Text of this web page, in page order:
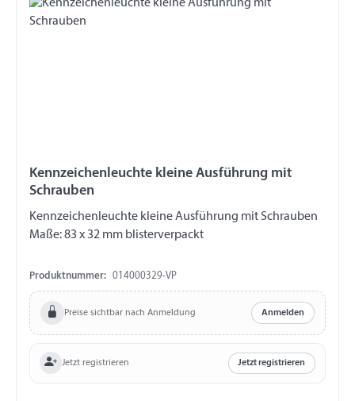
Kennzeichenleuchte kleine Ausführung mit
Schrauben
Kennzeichenleuchte kleine Ausführung mit Schrauben
Maße: 83 x 32 mm blisterverpackt
Produktnummer: 014000329-VP
Preise sichtbar nach Anmeldung Anmelden
Jetzt registrieren Jetzt registrieren